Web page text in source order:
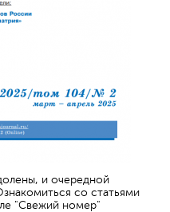
и очередной
со статьями
"Свежий номер"